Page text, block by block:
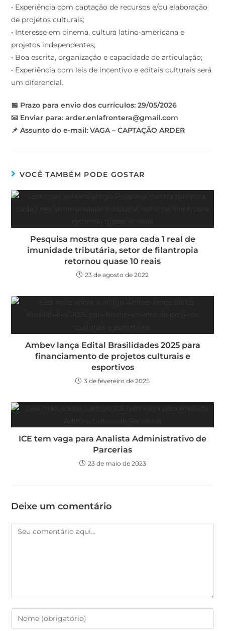
• Experiência com captação de recursos e/ou elaboração
de projetos culturais;
• Interesse em cinema, cultura latino-americana e
projetos independentes;
• Boa escrita, organização e capacidade de articulação;
• Experiência com leis de incentivo e editais culturais será
um diferencial.
📅 Prazo para envio dos currículos: 29/05/2026
📧 Enviar para: arder.enlafrontera@gmail.com
📌 Assunto do e-mail: VAGA – CAPTAÇÃO ARDER
VOCÊ TAMBÉM PODE GOSTAR
Pesquisa mostra que para cada 1 real de
imunidade tributária, setor de filantropia
retornou quase 10 reais
23 de agosto de 2022
Ambev lança Edital Brasilidades 2025 para
financiamento de projetos culturais e
esportivos
3 de fevereiro de 2025
ICE tem vaga para Analista Administrativo de
Parcerias
23 de maio de 2023
Deixe um comentário